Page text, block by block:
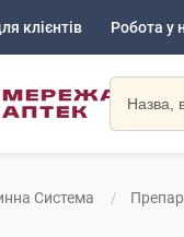
клієнтів Робота у
Система